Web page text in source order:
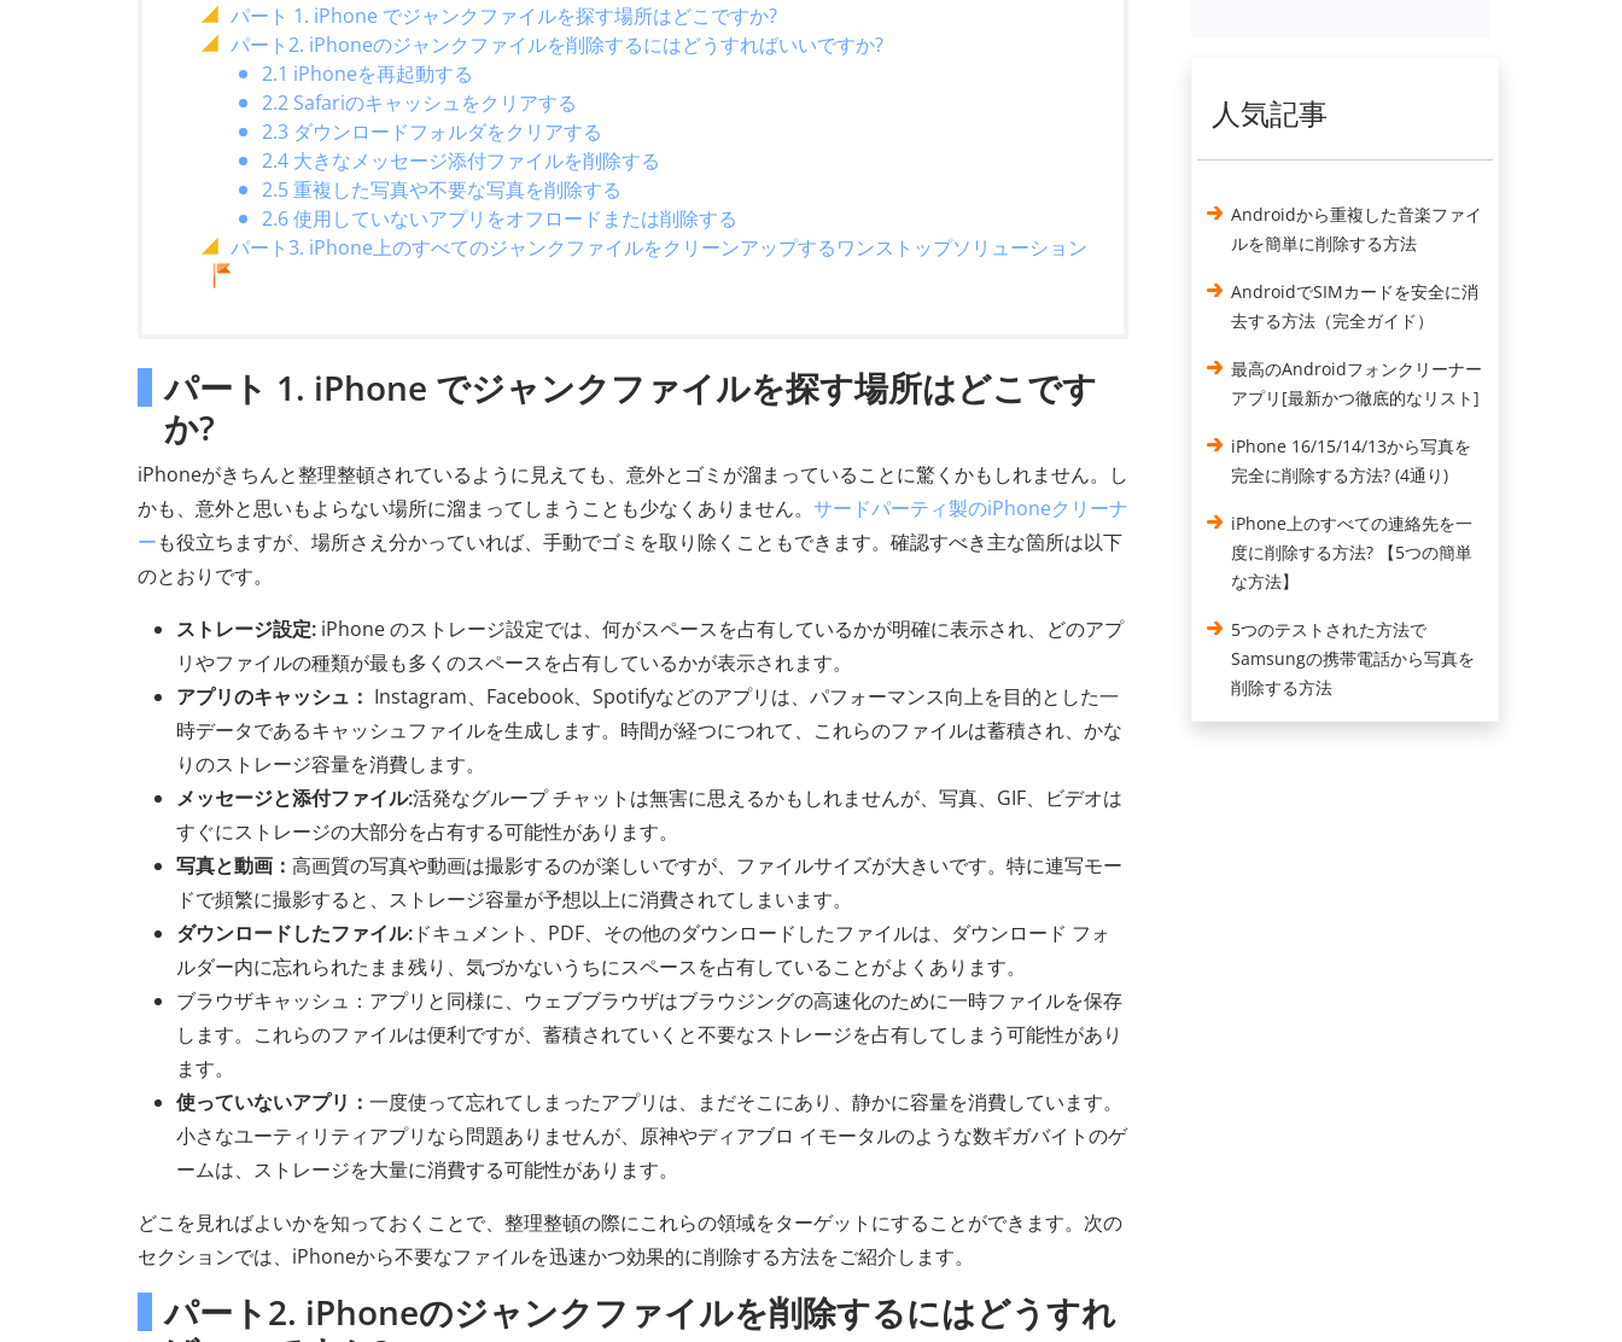
パート 1. iPhone でジャンクファイルを探す場所はどこですか?
パート2. iPhoneのジャンクファイルを削除するにはどうすればいいですか?
2.1 iPhoneを再起動する
2.2 Safariのキャッシュをクリアする
2.3 ダウンロードフォルダをクリアする
2.4 大きなメッセージ添付ファイルを削除する
2.5 重複した写真や不要な写真を削除する
2.6 使用していないアプリをオフロードまたは削除する
パート3. iPhone上のすべてのジャンクファイルをクリーンアップするワンストップソリューション
パート 1. iPhone でジャンクファイルを探す場所はどこです
か?
iPhoneがきちんと整理整頓されているように見えても、意外とゴミが溜まっていることに驚くかもしれません。し
かも、意外と思いもよらない場所に溜まってしまうことも少なくありません。 サードパーティ製のiPhoneクリーナ
ーも役立ちますが、場所さえ分かっていれば、手動でゴミを取り除くこともできます。確認すべき主な箇所は以下
のとおりです。
ストレージ設定: iPhone のストレージ設定では、何がスペースを占有しているかが明確に表示され、どのアプ
リやファイルの種類が最も多くのスペースを占有しているかが表示されます。
アプリのキャッシュ： Instagram、Facebook、Spotifyなどのアプリは、パフォーマンス向上を目的とした一
時データであるキャッシュファイルを生成します。時間が経つにつれて、これらのファイルは蓄積され、かな
りのストレージ容量を消費します。
メッセージと添付ファイル:活発なグループ チャットは無害に思えるかもしれませんが、写真、GIF、ビデオは
すぐにストレージの大部分を占有する可能性があります。
写真と動画： 高画質の写真や動画は撮影するのが楽しいですが、ファイルサイズが大きいです。特に連写モー
ドで頻繁に撮影すると、ストレージ容量が予想以上に消費されてしまいます。
ダウンロードしたファイル: ドキュメント、PDF、その他のダウンロードしたファイルは、ダウンロード フォ
ルダー内に忘れられたまま残り、気づかないうちにスペースを占有していることがよくあります。
ブラウザキャッシュ：アプリと同様に、ウェブブラウザはブラウジングの高速化のために一時ファイルを保存
します。これらのファイルは便利ですが、蓄積されていくと不要なストレージを占有してしまう可能性があり
ます。
使っていないアプリ： 一度使って忘れてしまったアプリは、まだそこにあり、静かに容量を消費しています。
小さなユーティリティアプリなら問題ありませんが、原神やディアブロ イモータルのような数ギガバイトのゲ
ームは、ストレージを大量に消費する可能性があります。
どこを見ればよいかを知っておくことで、整理整頓の際にこれらの領域をターゲットにすることができます。次の
セクションでは、iPhoneから不要なファイルを迅速かつ効果的に削除する方法をご紹介します。
パート2. iPhoneのジャンクファイルを削除するにはどうすれ
人気記事
Androidから重複した音楽ファイ
ルを簡単に削除する方法
AndroidでSIMカードを安全に消
去する方法（完全ガイド）
最高のAndroidフォンクリーナー
アプリ[最新かつ徹底的なリスト]
iPhone 16/15/14/13から写真を
完全に削除する方法? (4通り)
iPhone上のすべての連絡先を一
度に削除する方法? 【5つの簡単
な方法】
5つのテストされた方法で
Samsungの携帯電話から写真を
削除する方法